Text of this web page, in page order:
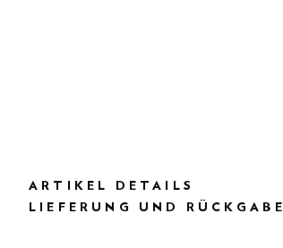
ARTIKEL DETAILS
LIEFERUNG UND RÜCKGABE